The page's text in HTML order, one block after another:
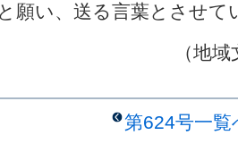
願い、送る言葉とさせて
（地
第624号一覧